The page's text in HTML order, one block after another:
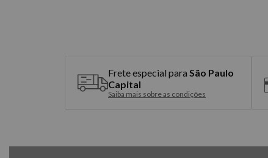
Frete especial para São Paulo
Capital
Saiba mais sobre as condições